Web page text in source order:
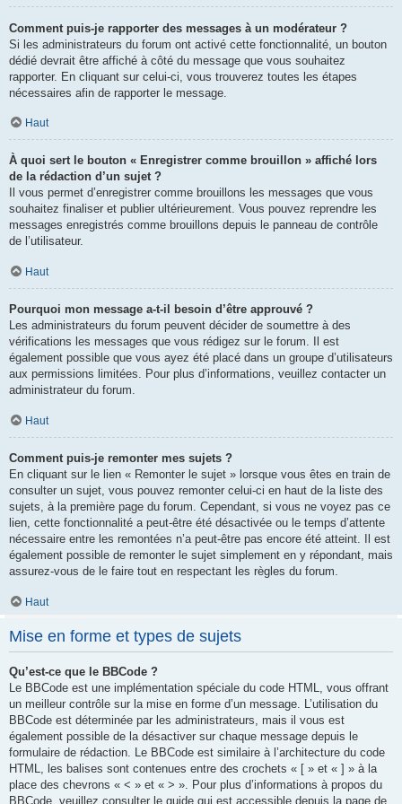
Comment puis-je rapporter des messages à un modérateur ?
Si les administrateurs du forum ont activé cette fonctionnalité, un bouton
dédié devrait être affiché à côté du message que vous souhaitez
rapporter. En cliquant sur celui-ci, vous trouverez toutes les étapes
nécessaires afin de rapporter le message.
Haut
À quoi sert le bouton « Enregistrer comme brouillon » affiché lors
de la rédaction d’un sujet ?
Il vous permet d’enregistrer comme brouillons les messages que vous
souhaitez finaliser et publier ultérieurement. Vous pouvez reprendre les
messages enregistrés comme brouillons depuis le panneau de contrôle
de l’utilisateur.
Haut
Pourquoi mon message a-t-il besoin d’être approuvé ?
Les administrateurs du forum peuvent décider de soumettre à des
vérifications les messages que vous rédigez sur le forum. Il est
également possible que vous ayez été placé dans un groupe d’utilisateurs
aux permissions limitées. Pour plus d’informations, veuillez contacter un
administrateur du forum.
Haut
Comment puis-je remonter mes sujets ?
En cliquant sur le lien « Remonter le sujet » lorsque vous êtes en train de
consulter un sujet, vous pouvez remonter celui-ci en haut de la liste des
sujets, à la première page du forum. Cependant, si vous ne voyez pas ce
lien, cette fonctionnalité a peut-être été désactivée ou le temps d’attente
nécessaire entre les remontées n’a peut-être pas encore été atteint. Il est
également possible de remonter le sujet simplement en y répondant, mais
assurez-vous de le faire tout en respectant les règles du forum.
Haut
Mise en forme et types de sujets
Qu’est-ce que le BBCode ?
Le BBCode est une implémentation spéciale du code HTML, vous offrant
un meilleur contrôle sur la mise en forme d’un message. L’utilisation du
BBCode est déterminée par les administrateurs, mais il vous est
également possible de la désactiver sur chaque message depuis le
formulaire de rédaction. Le BBCode est similaire à l’architecture du code
HTML, les balises sont contenues entre des crochets « [ » et « ] » à la
place des chevrons « < » et « > ». Pour plus d’informations à propos du
BBCode, veuillez consulter le guide qui est accessible depuis la page de